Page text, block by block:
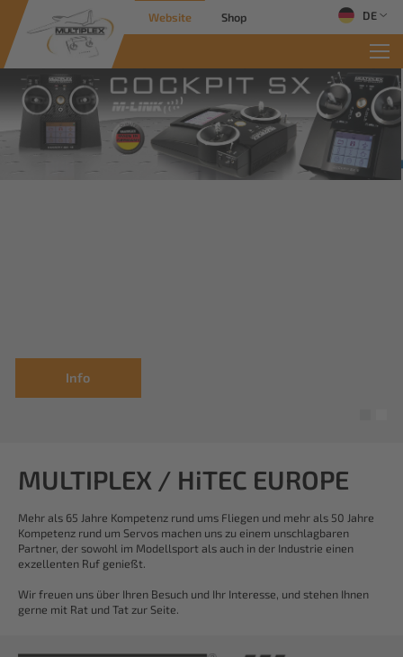
Website Shop DE
Info
MULTIPLEX / HiTEC EUROPE
Mehr als 65 Jahre Kompetenz rund ums Fliegen und mehr als 50 Jahre
Kompetenz rund um Servos machen uns zu einem unschlagbaren
Partner, der sowohl im Modellsport als auch in der Industrie einen
exzellenten Ruf genießt.
Wir freuen uns über Ihren Besuch und Ihr Interesse, und stehen Ihnen
gerne mit Rat und Tat zur Seite.